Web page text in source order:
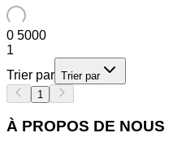
0 5000
1
Trier par Trier par
1
À PROPOS DE NOUS